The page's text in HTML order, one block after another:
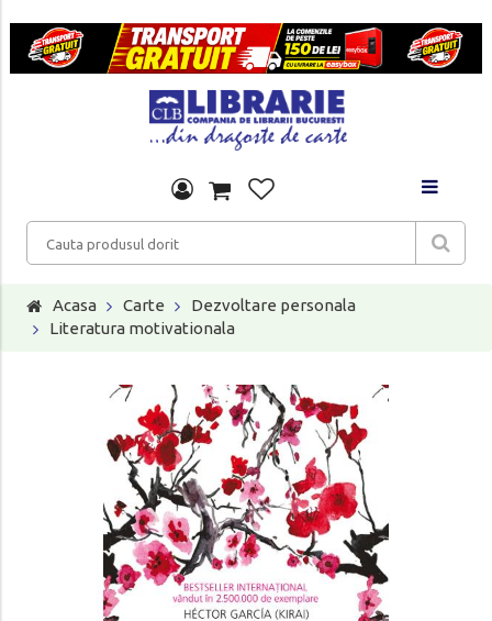
Acasa Carte
Dezvoltare personala
Literatura motivationala